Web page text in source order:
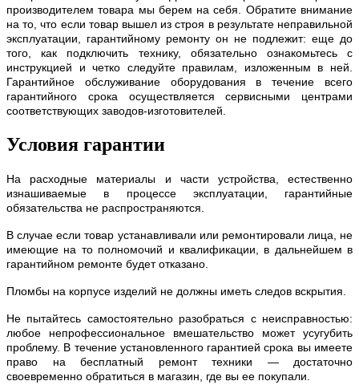
производителем товара мы берем на себя. Обратите внимание
на то, что если товар вышел из строя в результате неправильной
эксплуатации, гарантийному ремонту он не подлежит: еще до
того, как подключить технику, обязательно ознакомьтесь с
инструкцией и четко следуйте правилам, изложенным в ней.
Гарантийное обслуживание оборудования в течение всего
гарантийного срока осуществляется сервисными центрами
соответствующих заводов-изготовителей.
Условия гарантии
На расходные материалы и части устройства, естественно
изнашиваемые в процессе эксплуатации, гарантийные
обязательства не распространяются.
В случае если товар устанавливали или ремонтировали лица, не
имеющие на то полномочий и квалификации, в дальнейшем в
гарантийном ремонте будет отказано.
Пломбы на корпусе изделий не должны иметь следов вскрытия.
Не пытайтесь самостоятельно разобраться с неисправностью:
любое непрофессиональное вмешательство может усугубить
проблему. В течение установленного гарантией срока вы имеете
право на бесплатный ремонт техники — достаточно
своевременно обратиться в магазин, где вы ее покупали.